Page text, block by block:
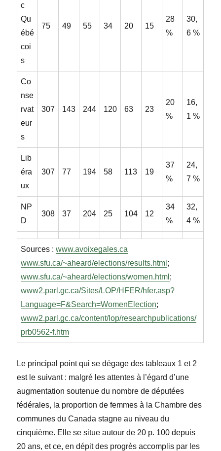
c
Qu
ébé
coi
s
75 49 55 34 20 15
28
%
30,
6 %
Co
nse
rvat
eur
s
307 143 244 120 63 23
20
%
16,
1 %
Lib
éra
ux
307 77 194 58 113 19
37
%
24,
7 %
NP
D
308 37 204 25 104 12
34
%
32,
4 %
Sources :www.avoixegales.ca
www.sfu.ca/~aheard/elections/results.html ;
www.sfu.ca/~aheard/elections/women.html ;
www2.parl.gc.ca/Sites/LOP/HFER/hfer.asp?
Language=F&Search=WomenElection;
www2.parl.gc.ca/content/lop/researchpublications/
prb0562-f.htm
Le principal point qui se dégage des tableaux 1 et 2
est le suivant : malgré les attentes à l’égard d’une
augmentation soutenue du nombre de députées
fédérales, la proportion de femmes à la Chambre des
communes du Canada stagne au niveau du
cinquième. Elle se situe autour de 20 p. 100 depuis
20 ans, et ce, en dépit des progrès accomplis par les